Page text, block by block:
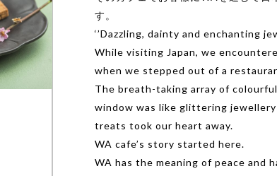
す。
‘’Dazzling, dainty and enchanting
While visiting Japan, we
when we stepped out of a
The breath-taking array of
window was like glittering
treats took our heart away.
WA cafe’s story started here.
WA has the meaning of peace and